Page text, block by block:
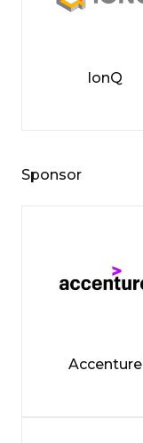
IonQ
Sponsor
Accenture